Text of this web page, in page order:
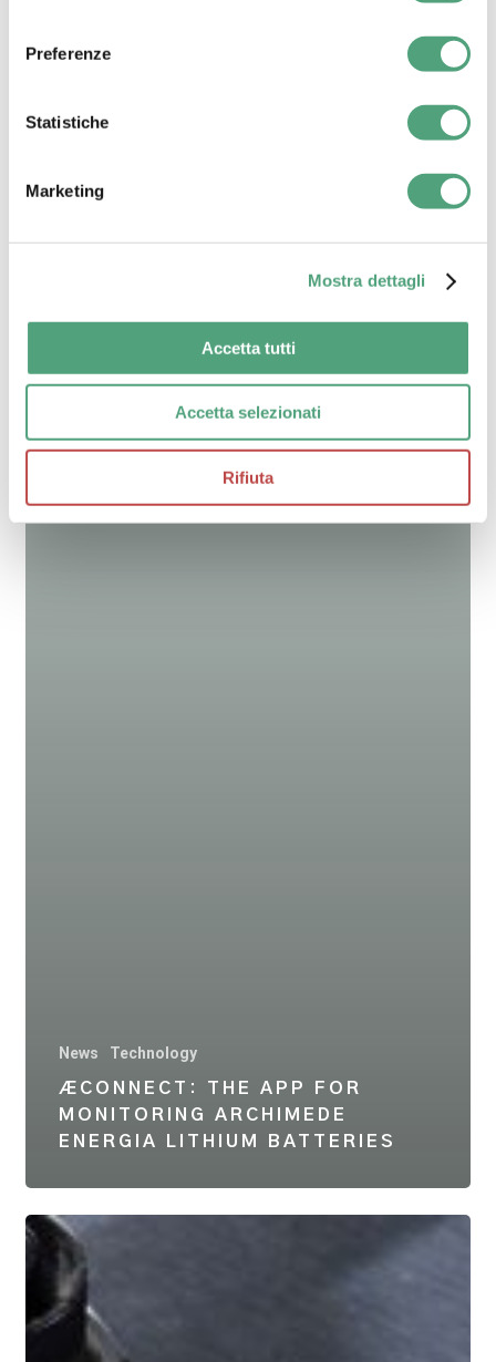
Preferenze
Statistiche
Marketing
Mostra dettagli
Accetta tutti
Accetta selezionati
Rifiuta
News
Technology
ÆCONNECT: THE APP FOR
MONITORING ARCHIMEDE
ENERGIA LITHIUM BATTERIES
Archimede
Energia
batteries
are
certified